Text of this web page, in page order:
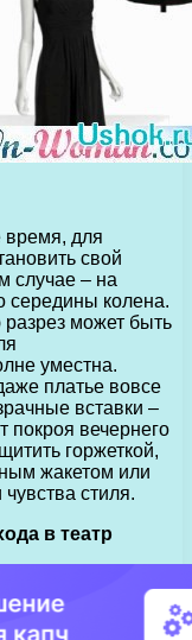
время, для
свой
случае – на
середины колена.
может быть
уместна.
платье вовсе
вставки –
покроя вечернего
горжеткой,
жакетом или
стиля.
в театр